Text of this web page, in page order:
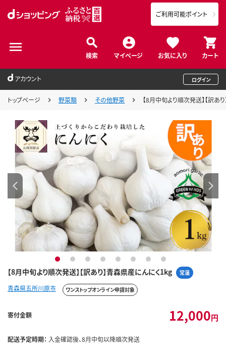
検索 マイページ お気に入り カート
ご利用可能ポイント
アカウント ログイン
トップページ 野菜類 その他野菜 【8月中旬より順次発送】【訳あ
【8月中旬より順次発送】【訳あり】青森県産にんにく1kg 常温
1 2 3 4 5 6 7 8
青森県五所川原市 ワンストップオンライン申請対象
寄付金額 12,000円
配送予定時期： 入金確認後、8月中旬以降順次発送